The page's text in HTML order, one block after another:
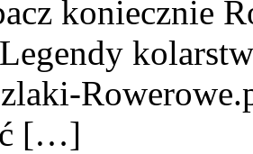
koniecznie
[…]